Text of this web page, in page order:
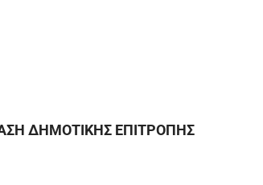
ΔΗΜΟΤΙΚΗΣ ΕΠΙΤΡΟΠΗΣ